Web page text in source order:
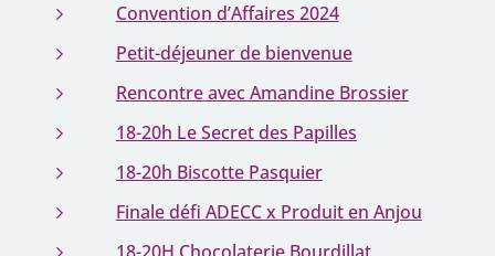
Convention d’Affaires 2024
Petit-déjeuner de bienvenue
Rencontre avec Amandine Brossier
18-20h Le Secret des Papilles
18-20h Biscotte Pasquier
Finale défi ADECC x Produit en Anjou